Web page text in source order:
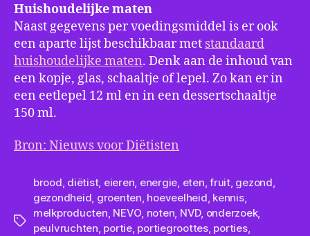
Huishoudelijke maten
Naast gegevens per voedingsmiddel is er ook
een aparte lijst beschikbaar met standaard
huishoudelijke maten. Denk aan de inhoud van
een kopje, glas, schaaltje of lepel. Zo kan er in
een eetlepel 12 ml en in een dessertschaaltje
150 ml.
Bron: Nieuws voor Diëtisten
Tags
brood, diëtist, eieren, energie, eten,fruit, gezond,
gezondheid, groenten, hoeveelheid, kennis,
melkproducten, NEVO, noten, NVD, onderzoek,
peulvruchten, portie, portiegroottes, porties,